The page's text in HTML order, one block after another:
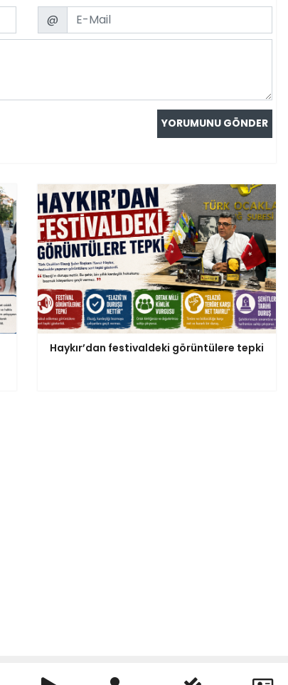
Email
@
Haykır’dan festivaldeki görüntülere tepki